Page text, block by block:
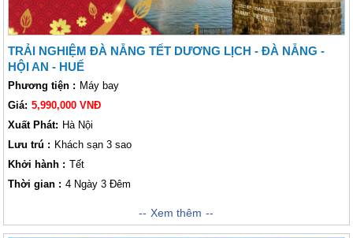
TRẢI NGHIỆM ĐÀ NẴNG TẾT DƯƠNG LỊCH - ĐÀ NẴNG -
HỘI AN - HUẾ
Phương tiện : Máy bay
Giá: 5,990,000 VNĐ
Xuất Phát: Hà Nội
Lưu trú : Khách sạn 3 sao
Khởi hành : Tết
Thời gian : 4 Ngày 3 Đêm
Khi nhắc tới chuyến đi Đà Nẵng, chắc hẳn chúng ta sẽ đều nghĩ ngay
đến những hình ảnh bãi biển Mỹ Khê trong xanh, Bán Đảo Sơn Trà, khu
Xem thêm